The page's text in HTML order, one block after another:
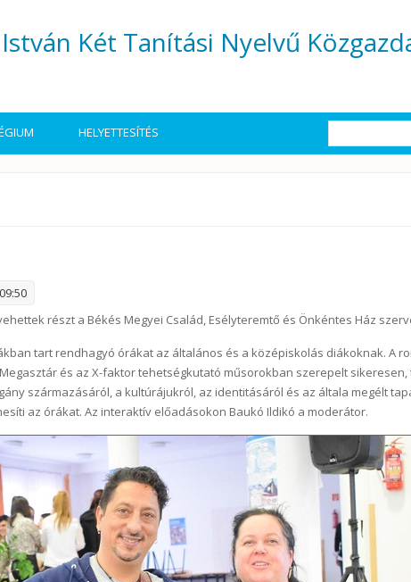
Két Tanítási Nyelvű
HELYETTESÍTÉS
részt a Békés Megyei Család, Esélyteremtő és Önkéntes Ház
tart rendhagyó órákat az általános és a középiskolás diákoknak. A
és az X-faktor tehetségkutató műsorokban szerepelt sikeresen,
származásáról, a kultúrájukról, az identitásáról és az általa megélt
az órákat. Az interaktív előadásokon Baukó Ildikó a moderátor.